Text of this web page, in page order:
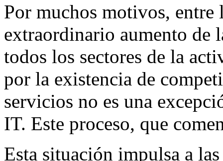
Por muchos motivos, entre
extraordinario aumento de
todos los sectores de la
por la existencia de
servicios no es una
IT. Este proceso, que
Esta situación impulsa a